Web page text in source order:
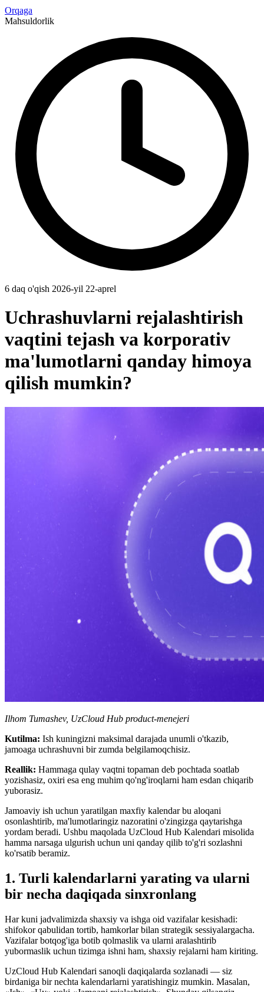
Orqaga
Mahsuldorlik
6 daq o'qish 2026-yil 22-aprel
Uchrashuvlarni rejalashtirish
vaqtini tejash va korporativ
ma'lumotlarni qanday himoya
qilish mumkin?
Ilhom Tumashev, UzCloud Hub product-menejeri
Kutilma: Ish kuningizni maksimal darajada unumli o'tkazib,
jamoaga uchrashuvni bir zumda belgilamoqchisiz.
Reallik: Hammaga qulay vaqtni topaman deb pochtada soatlab
yozishasiz, oxiri esa eng muhim qo'ng'iroqlarni ham esdan chiqarib
yuborasiz.
Jamoaviy ish uchun yaratilgan maxfiy kalendar bu aloqani
osonlashtirib, ma'lumotlaringiz nazoratini o'zingizga qaytarishga
yordam beradi. Ushbu maqolada UzCloud Hub Kalendari misolida
hamma narsaga ulgurish uchun uni qanday qilib to'g'ri sozlashni
ko'rsatib beramiz.
1. Turli kalendarlarni yarating va ularni
bir necha daqiqada sinxronlang
Har kuni jadvalimizda shaxsiy va ishga oid vazifalar kesishadi:
shifokor qabulidan tortib, hamkorlar bilan strategik sessiyalargacha.
Vazifalar botqog'iga botib qolmaslik va ularni aralashtirib
yubormaslik uchun tizimga ishni ham, shaxsiy rejalarni ham kiriting.
UzCloud Hub Kalendari sanoqli daqiqalarda sozlanadi — siz
birdaniga bir nechta kalendarlarni yaratishingiz mumkin. Masalan,